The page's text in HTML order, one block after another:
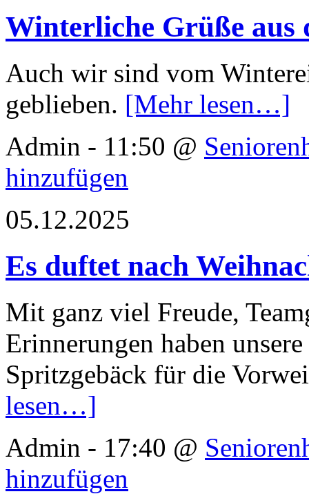
Winterliche Grüße aus
Auch wir sind vom
geblieben. [Mehr lesen…]
Admin - 11:50 @
hinzufügen
05.12.2025
Es duftet nach
Mit ganz viel Freude,
Erinnerungen haben
Spritzgebäck für die
lesen…]
Admin - 17:40 @
hinzufügen